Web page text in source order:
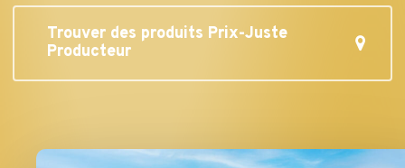
Trouver des produits Prix-Juste
Producteur